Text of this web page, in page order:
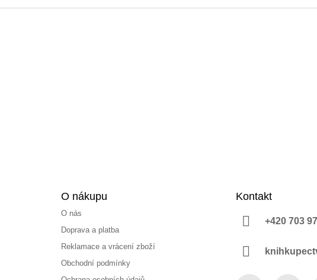
O nákupu
O nás
Doprava a platba
Reklamace a vrácení zboží
Obchodní podmínky
Kontakt
+420 703